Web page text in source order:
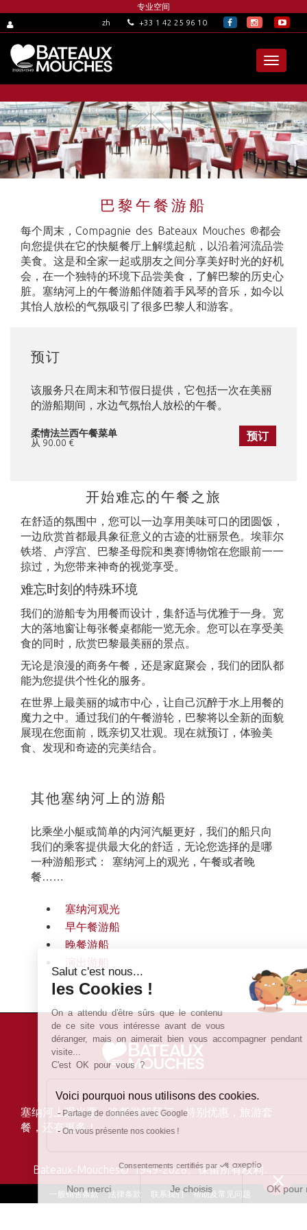
专业空间
zh
+33 1 42 25 96 10
Toggle
巴黎午餐游船
每个周末，Compagnie des Bateaux Mouches ®都会
向您提供在它的快艇餐厅上解缆起航，以沿着河流品尝
美食。这是和全家一起或朋友之间分享美好时光的好机
会，在一个独特的环境下品尝美食，了解巴黎的历史心
脏。塞纳河上的午餐游船伴随着手风琴的音乐，如今以
其怡人放松的气氛吸引了很多巴黎人和游客。
预订
该服务只在周末和节假日提供，它包括一次在美丽
的游船期间，水边气氛怡人放松的午餐。
柔情法兰西午餐菜单
从 90.00 €
预订
开始难忘的午餐之旅
在舒适的氛围中，您可以一边享用美味可口的团圆饭，
一边欣赏首都最具象征意义的古迹的壮丽景色。埃菲尔
铁塔、卢浮宫、巴黎圣母院和奥赛博物馆在您眼前一一
掠过，为您带来神奇的视觉享受。
难忘时刻的特殊环境
我们的游船专为用餐而设计，集舒适与优雅于一身。宽
大的落地窗让每张餐桌都能一览无余。您可以在享受美
食的同时，欣赏巴黎最美丽的景点。
无论是浪漫的商务午餐，还是家庭聚会，我们的团队都
能为您提供个性化的服务。
在世界上最美丽的城市中心，让自己沉醉于水上用餐的
魔力之中。通过我们的午餐游轮，巴黎将以全新的面貌
展现在您面前，既亲切又壮观。现在就预订，体验美
食、发现和奇迹的完美结合。
其他塞纳河上的游船
比乘坐小艇或简单的内河汽艇更好，我们的船只向
我们的乘客提供最大化的舒适，无论您选择的是哪
一种游船形式： 塞纳河上的观光，午餐或者晚
餐……
塞纳河观光
早午餐游船
晚餐游船
演出游船
塞纳河上观光票，晚餐游船预订，特别优惠，旅游套
餐，还有更多！
Bateaux-Mouches© 1949-2026。保留所有权利。
一般销售条款 法律条款 联系我们 帮助及常见问题
Salut c'est nous...
les Cookies !
On a attendu d'être sûrs que le contenu
de ce site vous intéresse avant de vous
déranger, mais on aimerait bien vous accompagner pendant votre
C'est OK pour vous ?
Voici pourquoi nous utilisons des cookies.
Partage de données avec Google
On vous présente nos cookies !
Consentements certifiés par
Non merci Je choisis OK pour moi